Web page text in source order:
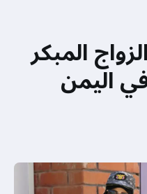
المبكر
اليمن